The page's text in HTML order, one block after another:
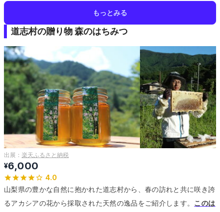
もっとみる
道志村の贈り物 森のはちみつ
出展： 楽天ふるさと納税
¥6,000
4.0
山梨県の豊かな自然に抱かれた道志村から、春の訪れと共に咲き誇
るアカシアの花から採取された天然の逸品をご紹介します。 このは